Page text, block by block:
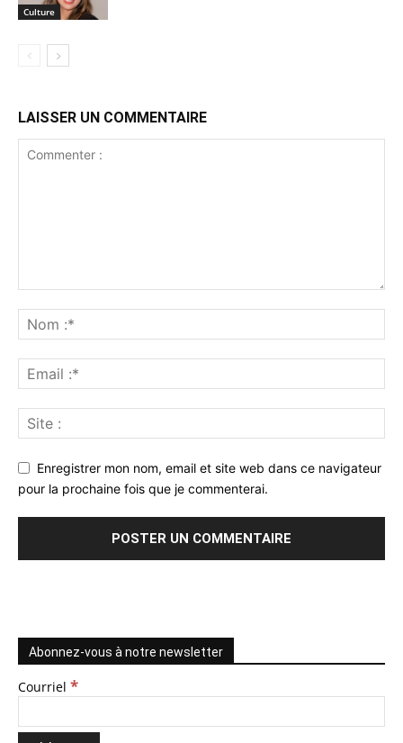
Culture
LAISSER UN COMMENTAIRE
Enregistrer mon nom, email et site web dans ce navigateur
pour la prochaine fois que je commenterai.
Abonnez-vous à notre newsletter
Courriel *